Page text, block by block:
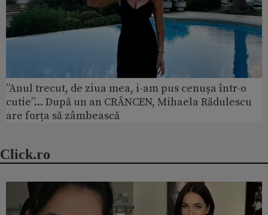
”Anul trecut, de ziua mea, i-am pus cenușa într-o
cutie”... După un an CRÂNCEN, Mihaela Rădulescu
are forța să zâmbească
Click.ro